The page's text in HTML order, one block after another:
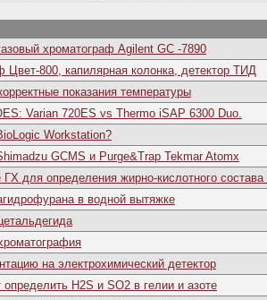
хроматограф Agilent GC -7890
Цвет-800, капилярная колонка, детектор ТИД
показания температуры
Varian 720ES vs Thermo iSAP 6300 Duo.
Workstation?
GCMS и Purge&Trap Tekmar Atomx
ГХ для определения жирно-кислотного
в водной вытяжке
на электрохимический детектор
определить H2S и SO2 в гелии и азоте